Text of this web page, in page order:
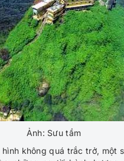
Ảnh: Sưu tầm
không quá trắc trở,